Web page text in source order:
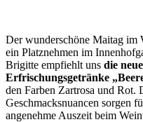
Der wunderschöne Maitag
ein Platznehmen im
Brigitte empfiehlt uns die
Erfrischungsgetränke
den Farben Zartrosa und Rot.
Geschmacksnuancen sorgen
angenehme Auszeit beim